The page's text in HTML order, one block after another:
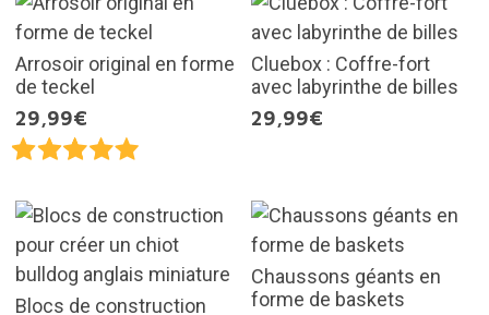
Arrosoir original en forme
de teckel
29,99€
Cluebox : Coffre-fort
avec labyrinthe de billes
29,99€
Blocs de construction
Chaussons géants en
forme de baskets